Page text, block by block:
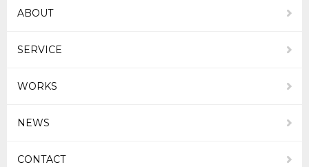
ABOUT
SERVICE
WORKS
NEWS
CONTACT